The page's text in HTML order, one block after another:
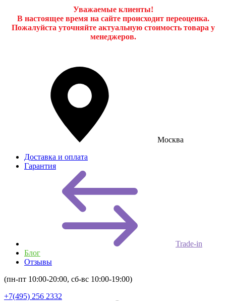
Уважаемые клиенты!
В настоящее время на сайте происходит переоценка.
Пожалуйста уточняйте актуальную стоимость товара у
менеджеров.
Москва
Доставка и оплата
Гарантия
Trade-in
Блог
Отзывы
(пн-пт 10:00-20:00, сб-вс 10:00-19:00)
+7(495) 256 2332